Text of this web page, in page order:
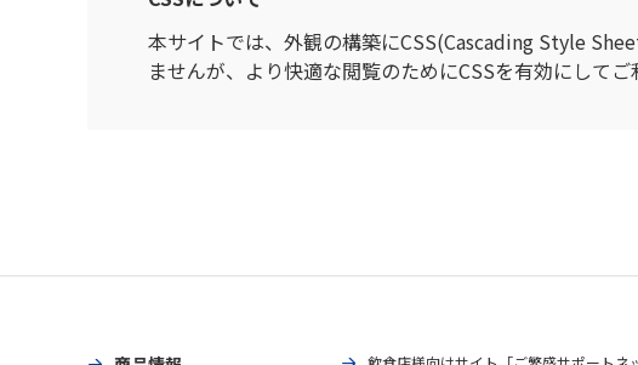
本サイトでは、外観の構築にCSS(Cascading Style
ませんが、より快適な閲覧のためにCSSを有効にしてご